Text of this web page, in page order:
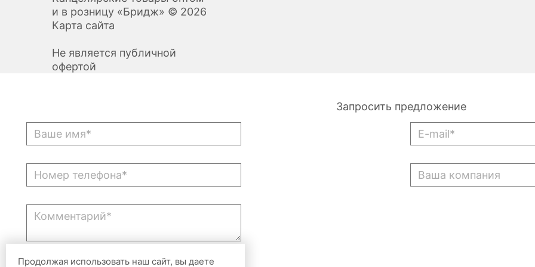
и в розницу «Бридж» © 2026
Карта сайта
Не является публичной
офертой
Продолжая использовать наш сайт, вы даете
Запросить предложение